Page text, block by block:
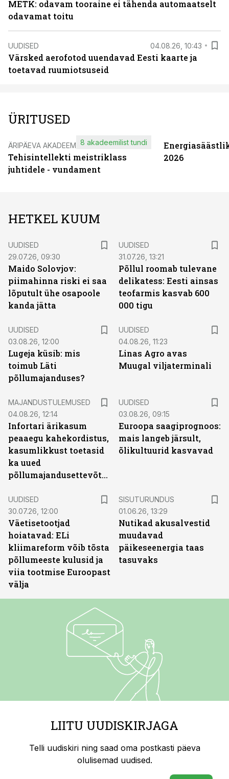
METK: odavam tooraine ei tähenda automaatselt
odavamat toitu
UUDISED 04.08.26, 10:43
Värsked aerofotod uuendavad Eesti kaarte ja
toetavad ruumiotsuseid
ÜRITUSED
ÄRIPÄEVA AKADEEMIA
Tehisintellekti meistriklass
juhtidele - vundament
8 akadeemilist tundi
2026
HETKEL KUUM
UUDISED
29.07.26, 09:30
Maido Solovjov:
piimahinna riski ei saa
lõputult ühe osapoole
kanda jätta
UUDISED
31.07.26, 13:21
Põllul roomab tulevane
delikatess: Eesti ainsas
teofarmis kasvab 600
000 tigu
UUDISED
03.08.26, 12:00
Lugeja küsib: mis
toimub Läti
põllumajanduses?
UUDISED
04.08.26, 11:23
Linas Agro avas
Muugal viljaterminali
MAJANDUSTULEMUSED
04.08.26, 12:14
Infortari ärikasum
peaaegu kahekordistus,
kasumlikkust toetasid
ka uued
põllumajandusettevõtted
UUDISED
03.08.26, 09:15
Euroopa saagiprognoos:
mais langeb järsult,
õlikultuurid kasvavad
UUDISED
30.07.26, 12:00
Väetisetootjad
hoiatavad: ELi
kliimareform võib tõsta
põllumeeste kulusid ja
viia tootmise Euroopast
välja
SISUTURUNDUS
01.06.26, 13:29
Nutikad akusalvestid
muudavad
päikeseenergia taas
tasuvaks
LIITU UUDISKIRJAGA
Telli uudiskiri ning saad oma postkasti päeva
olulisemad uudised.